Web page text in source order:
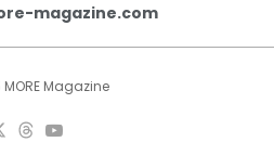
magazine.com
MORE Magazine